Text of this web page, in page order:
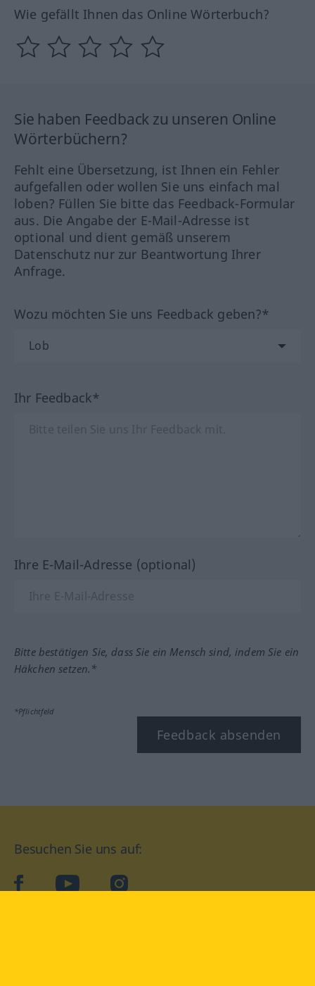
Wie gefällt Ihnen das Online Wörterbuch?
Sie haben Feedback zu unseren Online
Wörterbüchern?
Fehlt eine Übersetzung, ist Ihnen ein Fehler
aufgefallen oder wollen Sie uns einfach mal
loben? Füllen Sie bitte das Feedback-Formular
aus. Die Angabe der E-Mail-Adresse ist
optional und dient gemäß unserem
Datenschutz nur zur Beantwortung Ihrer
Anfrage.
Wozu möchten Sie uns Feedback geben?*
Ihr Feedback*
Ihre E-Mail-Adresse (optional)
Bitte bestätigen Sie, dass Sie ein Mensch sind, indem Sie ein
Häkchen setzen.*
*Pflichtfeld
Feedback absenden
Besuchen Sie uns auf:
facebookYouTube Instagram